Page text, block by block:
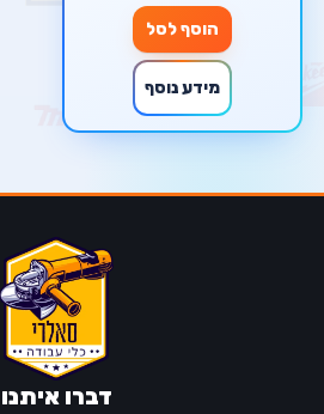
הוסף לסל
מידע נוסף
דברו איתנו